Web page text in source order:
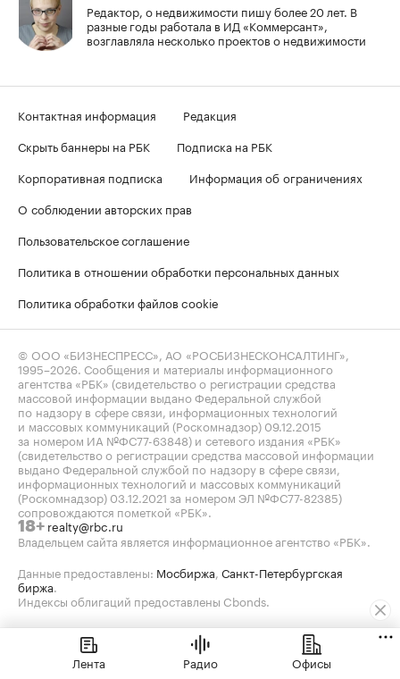
Редактор, о недвижимости пишу более 20 лет. В
разные годы работала в ИД «Коммерсант»,
возглавляла несколько проектов о недвижимости
Контактная информация
Редакция
Скрыть баннеры на РБК
Подписка на РБК
Корпоративная подписка
Информация об ограничениях
О соблюдении авторских прав
Пользовательское соглашение
Политика в отношении обработки персональных данных
Политика обработки файлов cookie
© ООО «БИЗНЕСПРЕСС», АО «РОСБИЗНЕСКОНСАЛТИНГ»,
1995–2026 . Сообщения и материалы информационного
агентства «РБК» (свидетельство о регистрации средства
массовой информации выдано Федеральной службой
по надзору в сфере связи, информационных технологий
и массовых коммуникаций (Роскомнадзор) 09.12.2015
за номером ИА №ФС77-63848) и сетевого издания «РБК»
(свидетельство о регистрации средства массовой информации
выдано Федеральной службой по надзору в сфере связи,
информационных технологий и массовых коммуникаций
(Роскомнадзор) 03.12.2021 за номером ЭЛ №ФС77-82385)
сопровождаются пометкой «РБК».
18+ realty@rbc.ru
Владельцем сайта является информационное агентство «РБК».
Данные предоставлены: Мосбиржа Санкт-Петербургская
биржа
Индексы облигаций предоставлены Cbonds.
Лента Радио Офисы